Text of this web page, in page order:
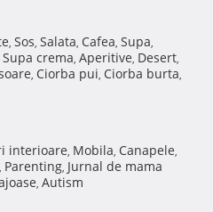
, Sos, Salata, Cafea, Supa,
Supa crema, Aperitive, Desert,
, Ciorba pui, Ciorba burta,
interioare, Mobila, Canapele,
, Parenting, Jurnal de mama
, Autism